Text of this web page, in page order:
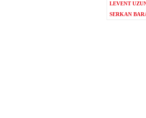
LEVENT
SERKAN